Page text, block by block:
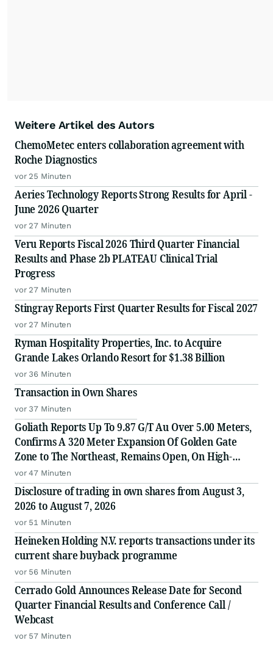
Weitere Artikel des Autors
ChemoMetec enters collaboration agreement with
Roche Diagnostics
vor 25 Minuten
Aeries Technology Reports Strong Results for April -
June 2026 Quarter
vor 27 Minuten
Veru Reports Fiscal 2026 Third Quarter Financial
Results and Phase 2b PLATEAU Clinical Trial
Progress
vor 27 Minuten
Stingray Reports First Quarter Results for Fiscal 2027
vor 27 Minuten
Ryman Hospitality Properties, Inc. to Acquire
Grande Lakes Orlando Resort for $1.38 Billion
vor 36 Minuten
Transaction in Own Shares
vor 37 Minuten
Goliath Reports Up To 9.87 G/T Au Over 5.00 Meters,
Confirms A 320 Meter Expansion Of Golden Gate
Zone to The Northeast, Remains Open, On High-
Grade Gold Surebet Discovery, Golden Triangle, B.C.
vor 47 Minuten
Disclosure of trading in own shares from August 3,
2026 to August 7, 2026
vor 51 Minuten
Heineken Holding N.V. reports transactions under its
current share buyback programme
vor 56 Minuten
Cerrado Gold Announces Release Date for Second
Quarter Financial Results and Conference Call /
Webcast
vor 57 Minuten